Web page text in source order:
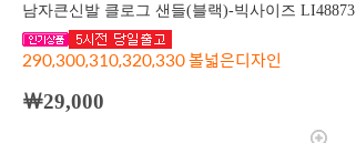
남자큰신발 클로그 샌들(블랙)-빅사이즈 LI48873
290,300,310,320,330 볼넓은디자인
￦29,000